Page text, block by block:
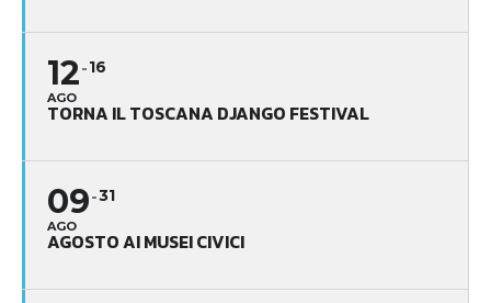
12
AGO
16
TORNA IL TOSCANA DJANGO FESTIVAL
09
AGO
31
AGOSTO AI MUSEI CIVICI